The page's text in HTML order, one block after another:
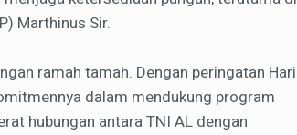
Marthinus Sir.
ramah tamah. Dengan peringatan Hari
dalam mendukung program
hubungan antara TNI AL dengan